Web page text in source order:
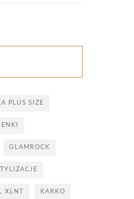
PLUS SIZE
GLAMROCK
XLNT KARKO